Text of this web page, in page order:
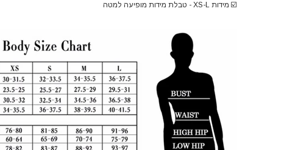
☑️ מידות XS-L - טבלת מידות מופיעה למטה